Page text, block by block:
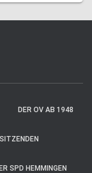
DER OV AB 1948
SPD HEMMINGEN